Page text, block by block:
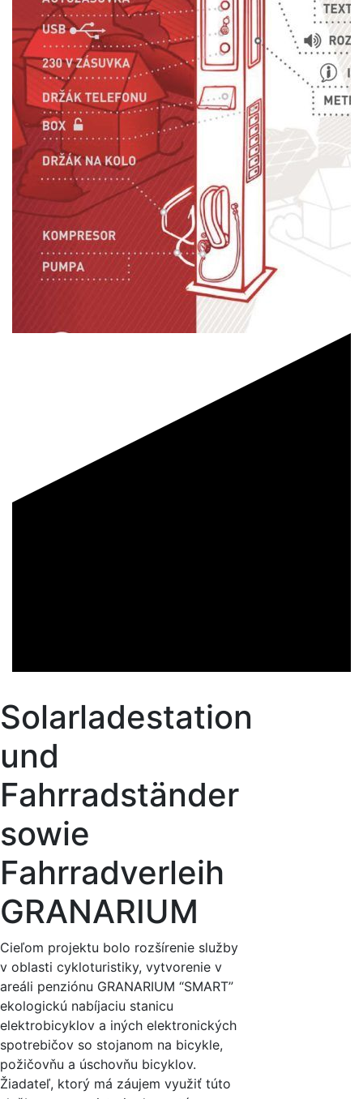
Solarladestation
und
Fahrradständer
sowie
Fahrradverleih
GRANARIUM
Cieľom projektu bolo rozšírenie služby
v oblasti cykloturistiky, vytvorenie v
areáli penziónu GRANARIUM “SMART”
ekologickú nabíjaciu stanicu
elektrobicyklov a iných elektronických
spotrebičov so stojanom na bicykle,
požičovňu a úschovňu bicyklov.
Žiadateľ, ktorý má záujem využiť túto